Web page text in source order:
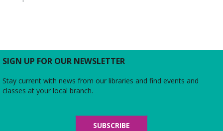
SIGN UP FOR OUR NEWSLETTER
Stay current with news from our libraries and find events and
classes at your local branch.
SUBSCRIBE